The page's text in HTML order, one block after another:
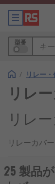
型番
/ リレー
リレ
リレ
リレーカバー
つ保護 リレ
25 製品